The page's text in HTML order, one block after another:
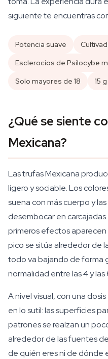
siguiente te encuentras
Potencia suave
Esclerocios de Psilocybe
Solo mayores de 18
15
¿Qué se siente
Mexicana?
Las trufas Mexicana
ligero y sociable. Los
suena con más cuerpo y
desembocar en
primeros efectos aparecen
pico se sitúa alrededor de
todo va bajando de forma
normalidad entre las 4 y las
A nivel visual, con una
en lo sutil: las superficies
patrones se realzan un
alrededor de las fuentes
de quién eres ni de dónde